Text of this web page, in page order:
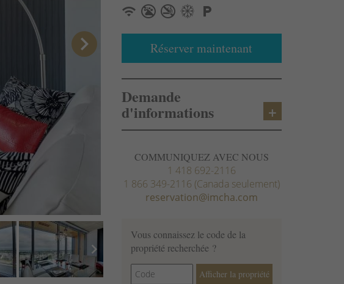
chevron_right
chevron_right
Réserver maintenant
Demande
d'informations
COMMUNIQUEZ AVEC NOUS
1 418 692-2116
1 866 349-2116 (Canada seulement)
reservation@imcha.com
Vous connaissez le code de la
propriété recherchée ?
Afficher la propriété